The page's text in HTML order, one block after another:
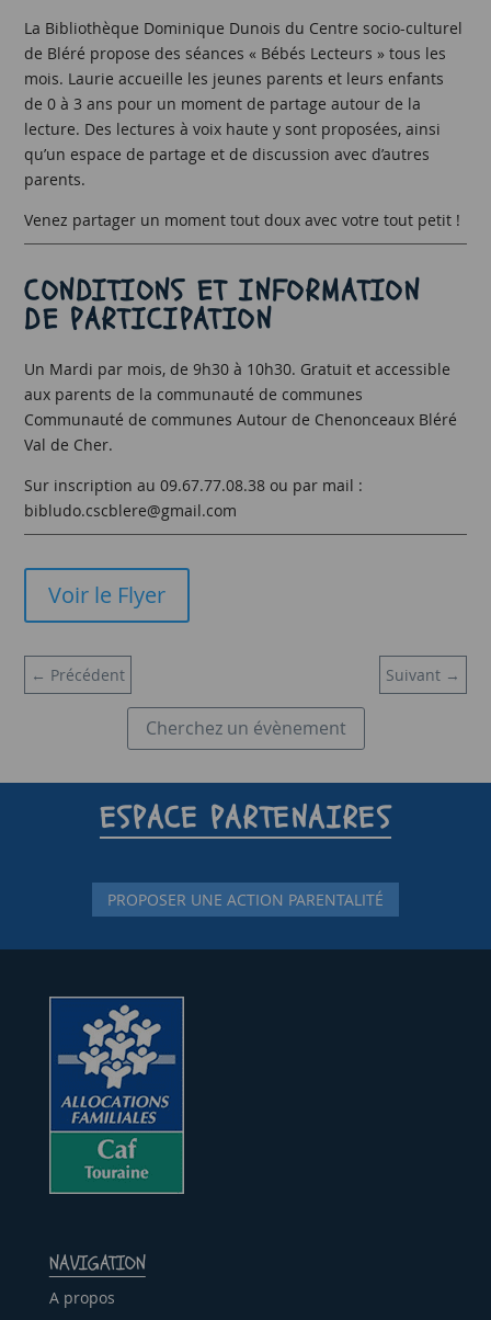
La Bibliothèque Dominique Dunois du Centre socio-culturel
de Bléré propose des séances « Bébés Lecteurs » tous les
mois. Laurie accueille les jeunes parents et leurs enfants
de 0 à 3 ans pour un moment de partage autour de la
lecture. Des lectures à voix haute y sont proposées, ainsi
qu’un espace de partage et de discussion avec d’autres
parents.
Venez partager un moment tout doux avec votre tout petit !
CONDITIONS ET INFORMATION
DE PARTICIPATION
Un Mardi par mois, de 9h30 à 10h30. Gratuit et accessible
aux parents de la communauté de communes
Communauté de communes Autour de Chenonceaux Bléré
Val de Cher.
Sur inscription au 09.67.77.08.38 ou par mail :
bibludo.cscblere@gmail.com
Voir le Flyer
← Précédent Suivant→
Cherchez un évènement
ESPACE PARTENAIRES
PROPOSER UNE ACTION PARENTALITÉ
NAVIGATION
A propos